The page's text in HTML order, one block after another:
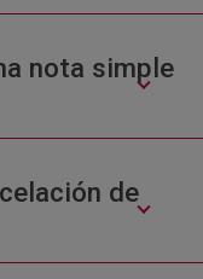
nota simple
de